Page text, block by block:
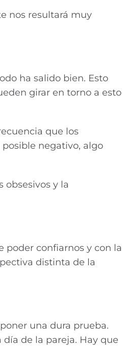
nos resultará muy
ha salido bien. Esto
girar en torno a esto
que los
negativo, algo
obsesivos y la
poder confiarnos y con la
distinta de la
una dura prueba.
de la pareja. Hay que